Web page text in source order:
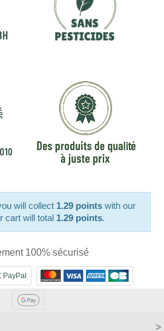
will collect 1.29 points with our
cart will total 1.29 points.
100% sécurisé
PayPal